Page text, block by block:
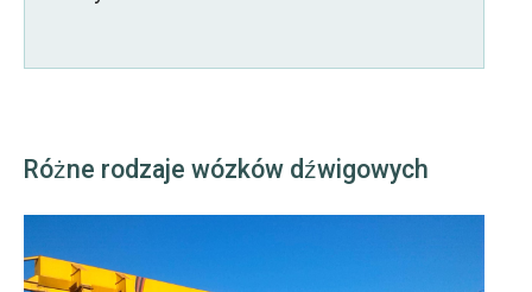
Różne rodzaje wózków dźwigowych